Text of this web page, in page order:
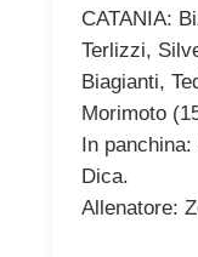
CATANIA:
Terlizzi,
Biagianti,
Morimoto
In
Dica.
Allenatore: